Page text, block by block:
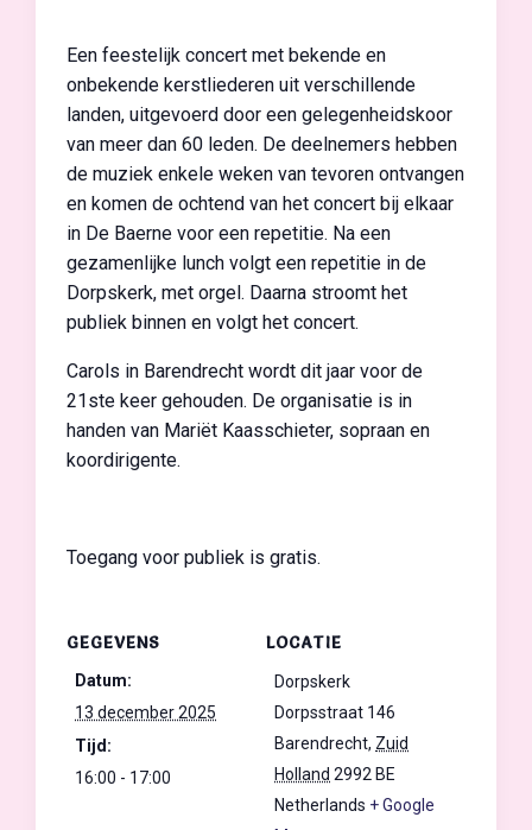
Een feestelijk concert met bekende en
onbekende kerstliederen uit verschillende
landen, uitgevoerd door een gelegenheidskoor
van meer dan 60 leden. De deelnemers hebben
de muziek enkele weken van tevoren ontvangen
en komen de ochtend van het concert bij elkaar
in De Baerne voor een repetitie. Na een
gezamenlijke lunch volgt een repetitie in de
Dorpskerk, met orgel. Daarna stroomt het
publiek binnen en volgt het concert.
Carols in Barendrecht wordt dit jaar voor de
21ste keer gehouden. De organisatie is in
handen van Mariët Kaasschieter, sopraan en
koordirigente.
Toegang voor publiek is gratis.
GEGEVENS
Datum:
13 december 2025
Tijd:
16:00 - 17:00
LOCATIE
Dorpskerk
Dorpsstraat 146
Barendrecht, Zuid
Holland 2992 BE
Netherlands + Google